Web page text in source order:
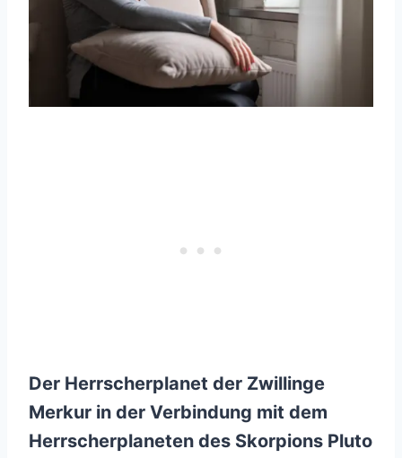
Der Herrscherplanet der Zwillinge
Merkur in der Verbindung mit dem
Herrscherplaneten des Skorpions Pluto